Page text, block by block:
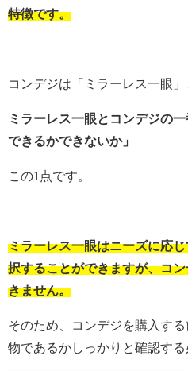
特徴です。
コンデジは「ミラーレス一眼」
ミラーレス一眼とコンデジの
できるかできないか」
この1点です。
ミラーレス一眼はニーズに応
択することができますが、コ
きません。
そのため、コンデジを購入す
物であるかしっかりと確認する